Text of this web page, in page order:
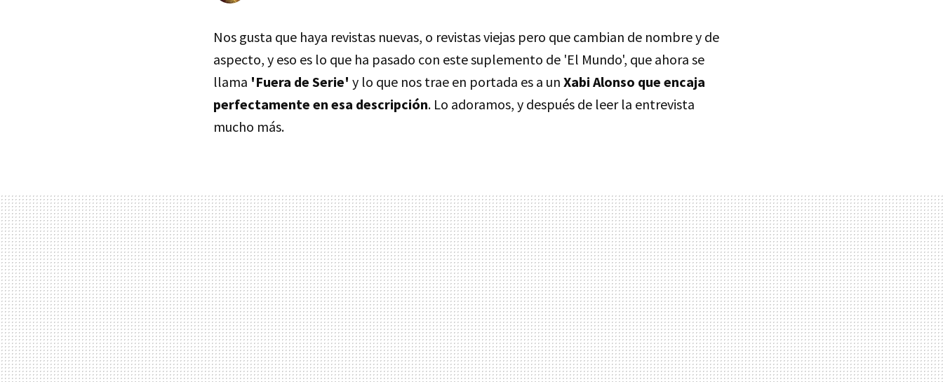
Nos gusta que haya revistas nuevas, o revistas viejas pero que cambian de nombre y de
aspecto, y eso es lo que ha pasado con este suplemento de 'El Mundo', que ahora se
llama 'Fuera de Serie' y lo que nos trae en portada es a un Xabi Alonso que encaja
perfectamente en esa descripción. Lo adoramos, y después de leer la entrevista
mucho más.